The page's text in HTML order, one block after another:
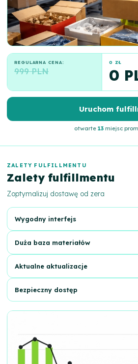
REGULARNA CENA:
999 PLN
0 ZŁ
0
Uruchom
otwarte 13miejsc
ZALETY FULFILLMENTU
Zalety fulfillmentu
Zoptymalizuj dostawę od zera
Wygodny interfejs
Duża baza materiałów
Aktualne aktualizacje
Bezpieczny dostęp